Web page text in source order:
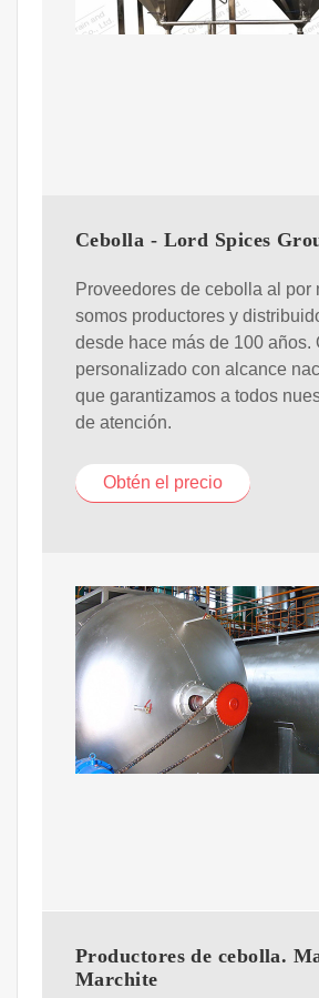
Cebolla - Lord Spices
Proveedores de cebolla al
somos productores y
desde hace más de 100 años.
personalizado con alcance
que garantizamos a todos
de atención.
Obtén el precio
Productores de cebolla.
Marchite